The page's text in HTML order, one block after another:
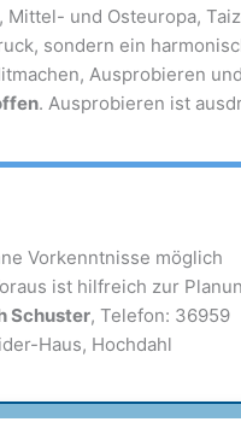
Mittel- und Osteuropa,
sondern ein
Ausprobieren
. Ausprobieren ist
Vorkenntnisse möglich
ist hilfreich zur
Schuster, Telefon: 36959
Haus, Hochdahl